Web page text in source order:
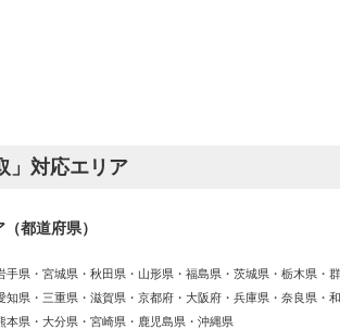
」対応エリア
都道府県）
手県・宮城県・秋田県・山形県・福島県・茨城県・栃木県・
知県・三重県・滋賀県・京都府・大阪府・兵庫県・奈良県・
本県・大分県・宮崎県・鹿児島県・沖縄県